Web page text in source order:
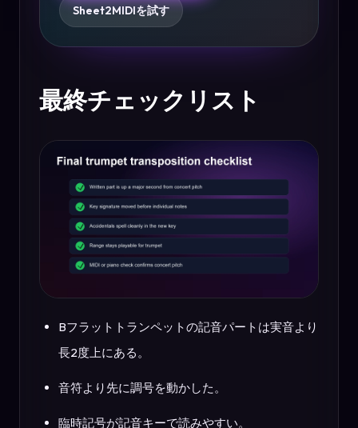
Sheet2MIDIを試す
最終チェックリスト
Bフラットトランペットの記音パートは実音より
長2度上にある。
音符より先に調号を動かした。
臨時記号が記音キーで読みやすい。